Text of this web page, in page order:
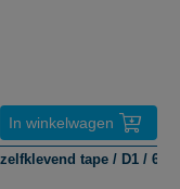
In winkelwagen
tape / D1 /